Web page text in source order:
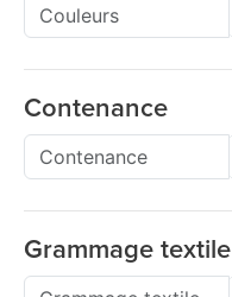
Contenance
Grammage textile